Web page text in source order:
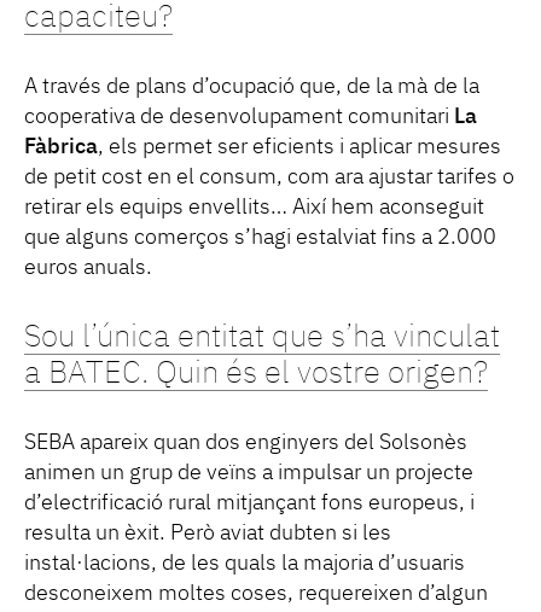
capaciteu?
A través de plans d’ocupació que, de la mà de la
cooperativa de desenvolupament comunitari La
Fàbrica, els permet ser eficients i aplicar mesures
de petit cost en el consum, com ara ajustar tarifes o
retirar els equips envellits… Així hem aconseguit
que alguns comerços s’hagi estalviat fins a 2.000
euros anuals.
Sou l’única entitat que s’ha vinculat
a BATEC. Quin és el vostre origen?
SEBA apareix quan dos enginyers del Solsonès
animen un grup de veïns a impulsar un projecte
d’electrificació rural mitjançant fons europeus, i
resulta un èxit. Però aviat dubten si les
instal·lacions, de les quals la majoria d’usuaris
desconeixem moltes coses, requereixen d’algun